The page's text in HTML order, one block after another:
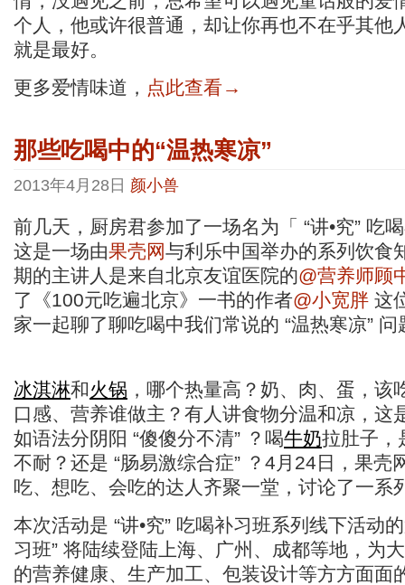
个人，他或许很普通，却让你再也不在乎其他
就是最好。
更多爱情味道， 点此查看→
那些吃喝中的“温热寒凉”
2013年4月28日 颜小兽
前几天，厨房君参加了一场名为「 “讲•究” 吃
这是一场由果壳网与利乐中国举办的系列饮食
期的主讲人是来自北京友谊医院的@营养师顾
了《100元吃遍北京》一书的作者@小宽胖 这
家一起聊了聊吃喝中我们常说的 “温热寒凉” 问
冰淇淋和火锅 ，哪个热量高？奶、肉、蛋，该
口感、营养谁做主？有人讲食物分温和凉，这
如语法分阴阳 “傻傻分不清” ？喝牛奶拉肚子，
不耐？还是 “肠易激综合症” ？4月24日，果壳
吃、想吃、会吃的达人齐聚一堂，讨论了一系
本次活动是 “讲•究” 吃喝补习班系列线下活动
习班” 将陆续登陆上海、广州、成都等地，为
的营养健康、生产加工、包装设计等方方面面